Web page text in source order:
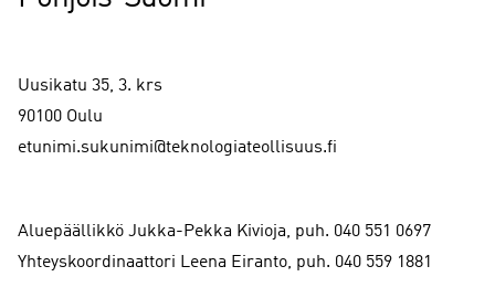
Uusikatu 35, 3. krs
90100 Oulu
etunimi.sukunimi@teknologiateollisuus.fi
Aluepäällikkö Jukka-Pekka Kivioja, puh. 040 551 0697
Yhteyskoordinaattori Leena Eiranto, puh. 040 559 1881